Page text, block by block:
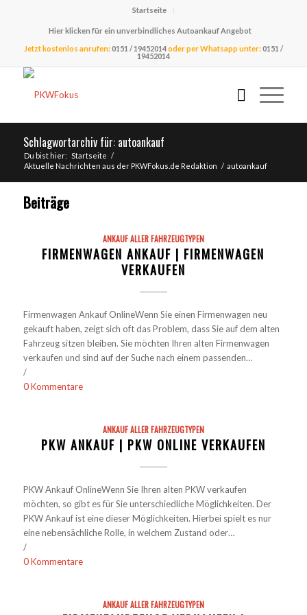
Startseite
Hier klicken für ein unverbindliches Autoankauf Angebot
Jetzt kostenlos anrufen:0151 / 19452014oder per Whatsapp unter:0151 /
19452014
Schlagwortarchiv für: autoankauf
Du bist hier: Startseite /
Aktuelle Nachrichten aus der PKWFokus.de Redaktion / autoankauf
Beiträge
ANKAUF ALLER FAHRZEUGTYPEN
FIRMENWAGEN ANKAUF | FIRMENWAGEN
VERKAUFEN
Firmenwagen Ankauf OnlineWenn Sie einen Firmenwagen neu
gekauft haben, zeigt sich oft das Problem, dass Sie auf dem alten
Fahrzeug sitzen bleiben. Sie möchten Ihren alten Firmenwagen
verkaufen und sind auf der Suche nach einem passenden…
/
0 Kommentare
ANKAUF ALLER FAHRZEUGTYPEN
PKW ANKAUF | PKW ONLINE VERKAUFEN
PKW Ankauf OnlineWenn Sie Ihren alten PKW verkaufen
möchten, so gibt es für Sie unterschiedliche Möglichkeiten. Der
PKW Ankauf ist eine dieser Möglichkeiten. Hierbei spielt es nur
eine nebensächliche Rolle, in welchem Zustand oder…
/
0 Kommentare
ANKAUF ALLER FAHRZEUGTYPEN